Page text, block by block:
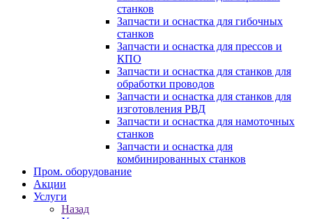
станков
Запчасти и оснастка для гибочных
станков
Запчасти и оснастка для прессов и
КПО
Запчасти и оснастка для станков для
обработки проводов
Запчасти и оснастка для станков для
изготовления РВД
Запчасти и оснастка для намоточных
станков
Запчасти и оснастка для
комбинированных станков
Пром. оборудование
Акции
Услуги
Назад